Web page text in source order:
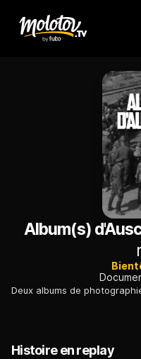
Album(s)
Histoire en replay